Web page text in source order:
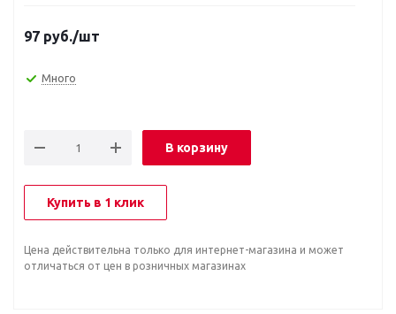
97 руб./шт
Много
В корзину
Купить в 1 клик
Цена действительна только для интернет-магазина и может
отличаться от цен в розничных магазинах